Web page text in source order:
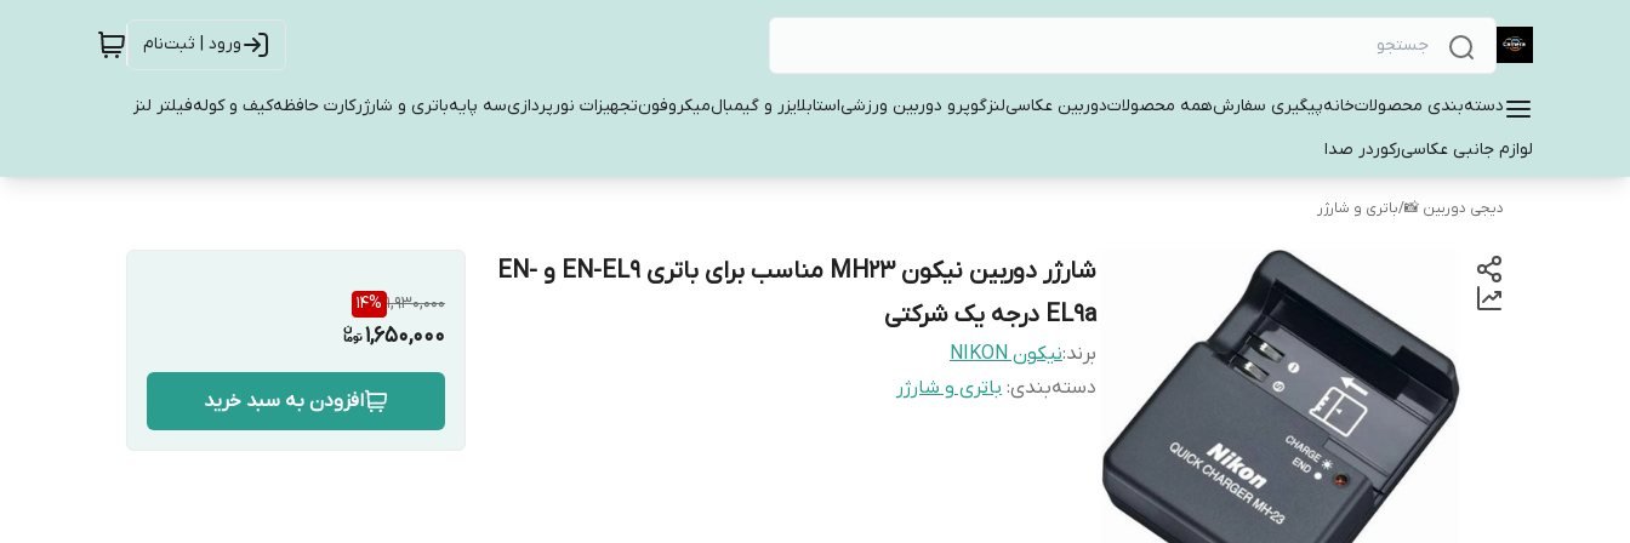
ورود | ثبت‌نام
دسته‌بندی محصولاتخانهپیگیری سفارشهمه محصولاتدوربین عکاسیلنزگوپرو دوربین ورزشیاستابلایزر و گیمبالمیکروفونتجهیزات نورپردازیسه پایهباتری و شارژرکارت حافظهکیف و کولهفیلتر لنز
لوازم جانبی عکاسیرکوردر صدا
دیجی دوربین 📸/باتری و شارژر
شارژر دوربین نیکون MH23 مناسب برای باتری EN-EL9 و EN-
EL9a درجه یک شرکتی
برند:نیکون NIKON
دسته‌بندی: باتری و شارژر
1,930,000
14%
1,650,000
افزودن به سبد خرید